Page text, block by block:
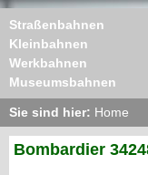
Straßenbahnen
Kleinbahnen
Werkbahnen
Museumsbahnen
Sie sind hier: Home
Bombardier